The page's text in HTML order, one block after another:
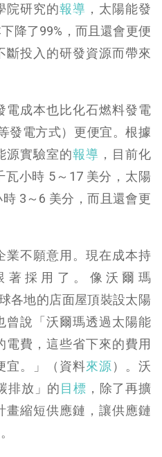
院研究的報導 ，太陽能發
降了99%，而且還會更便
斷投入的研發資源而帶來
電成本也比化石燃料發電
發電方式）更便宜。根據
源實驗室的報導 ，目前化
小時 5～17 美分，太陽
3～6 美分，而且還會更
業不願意用。現在成本持
著採用了。像沃爾瑪
各地的店面屋頂裝設太陽
曾說「沃爾瑪透過太陽能
電費，這些省下來的費用
宜。」（資料來源）。沃
排放」的目標 ，除了再擴
畫縮短供應鏈，讓供應鏈